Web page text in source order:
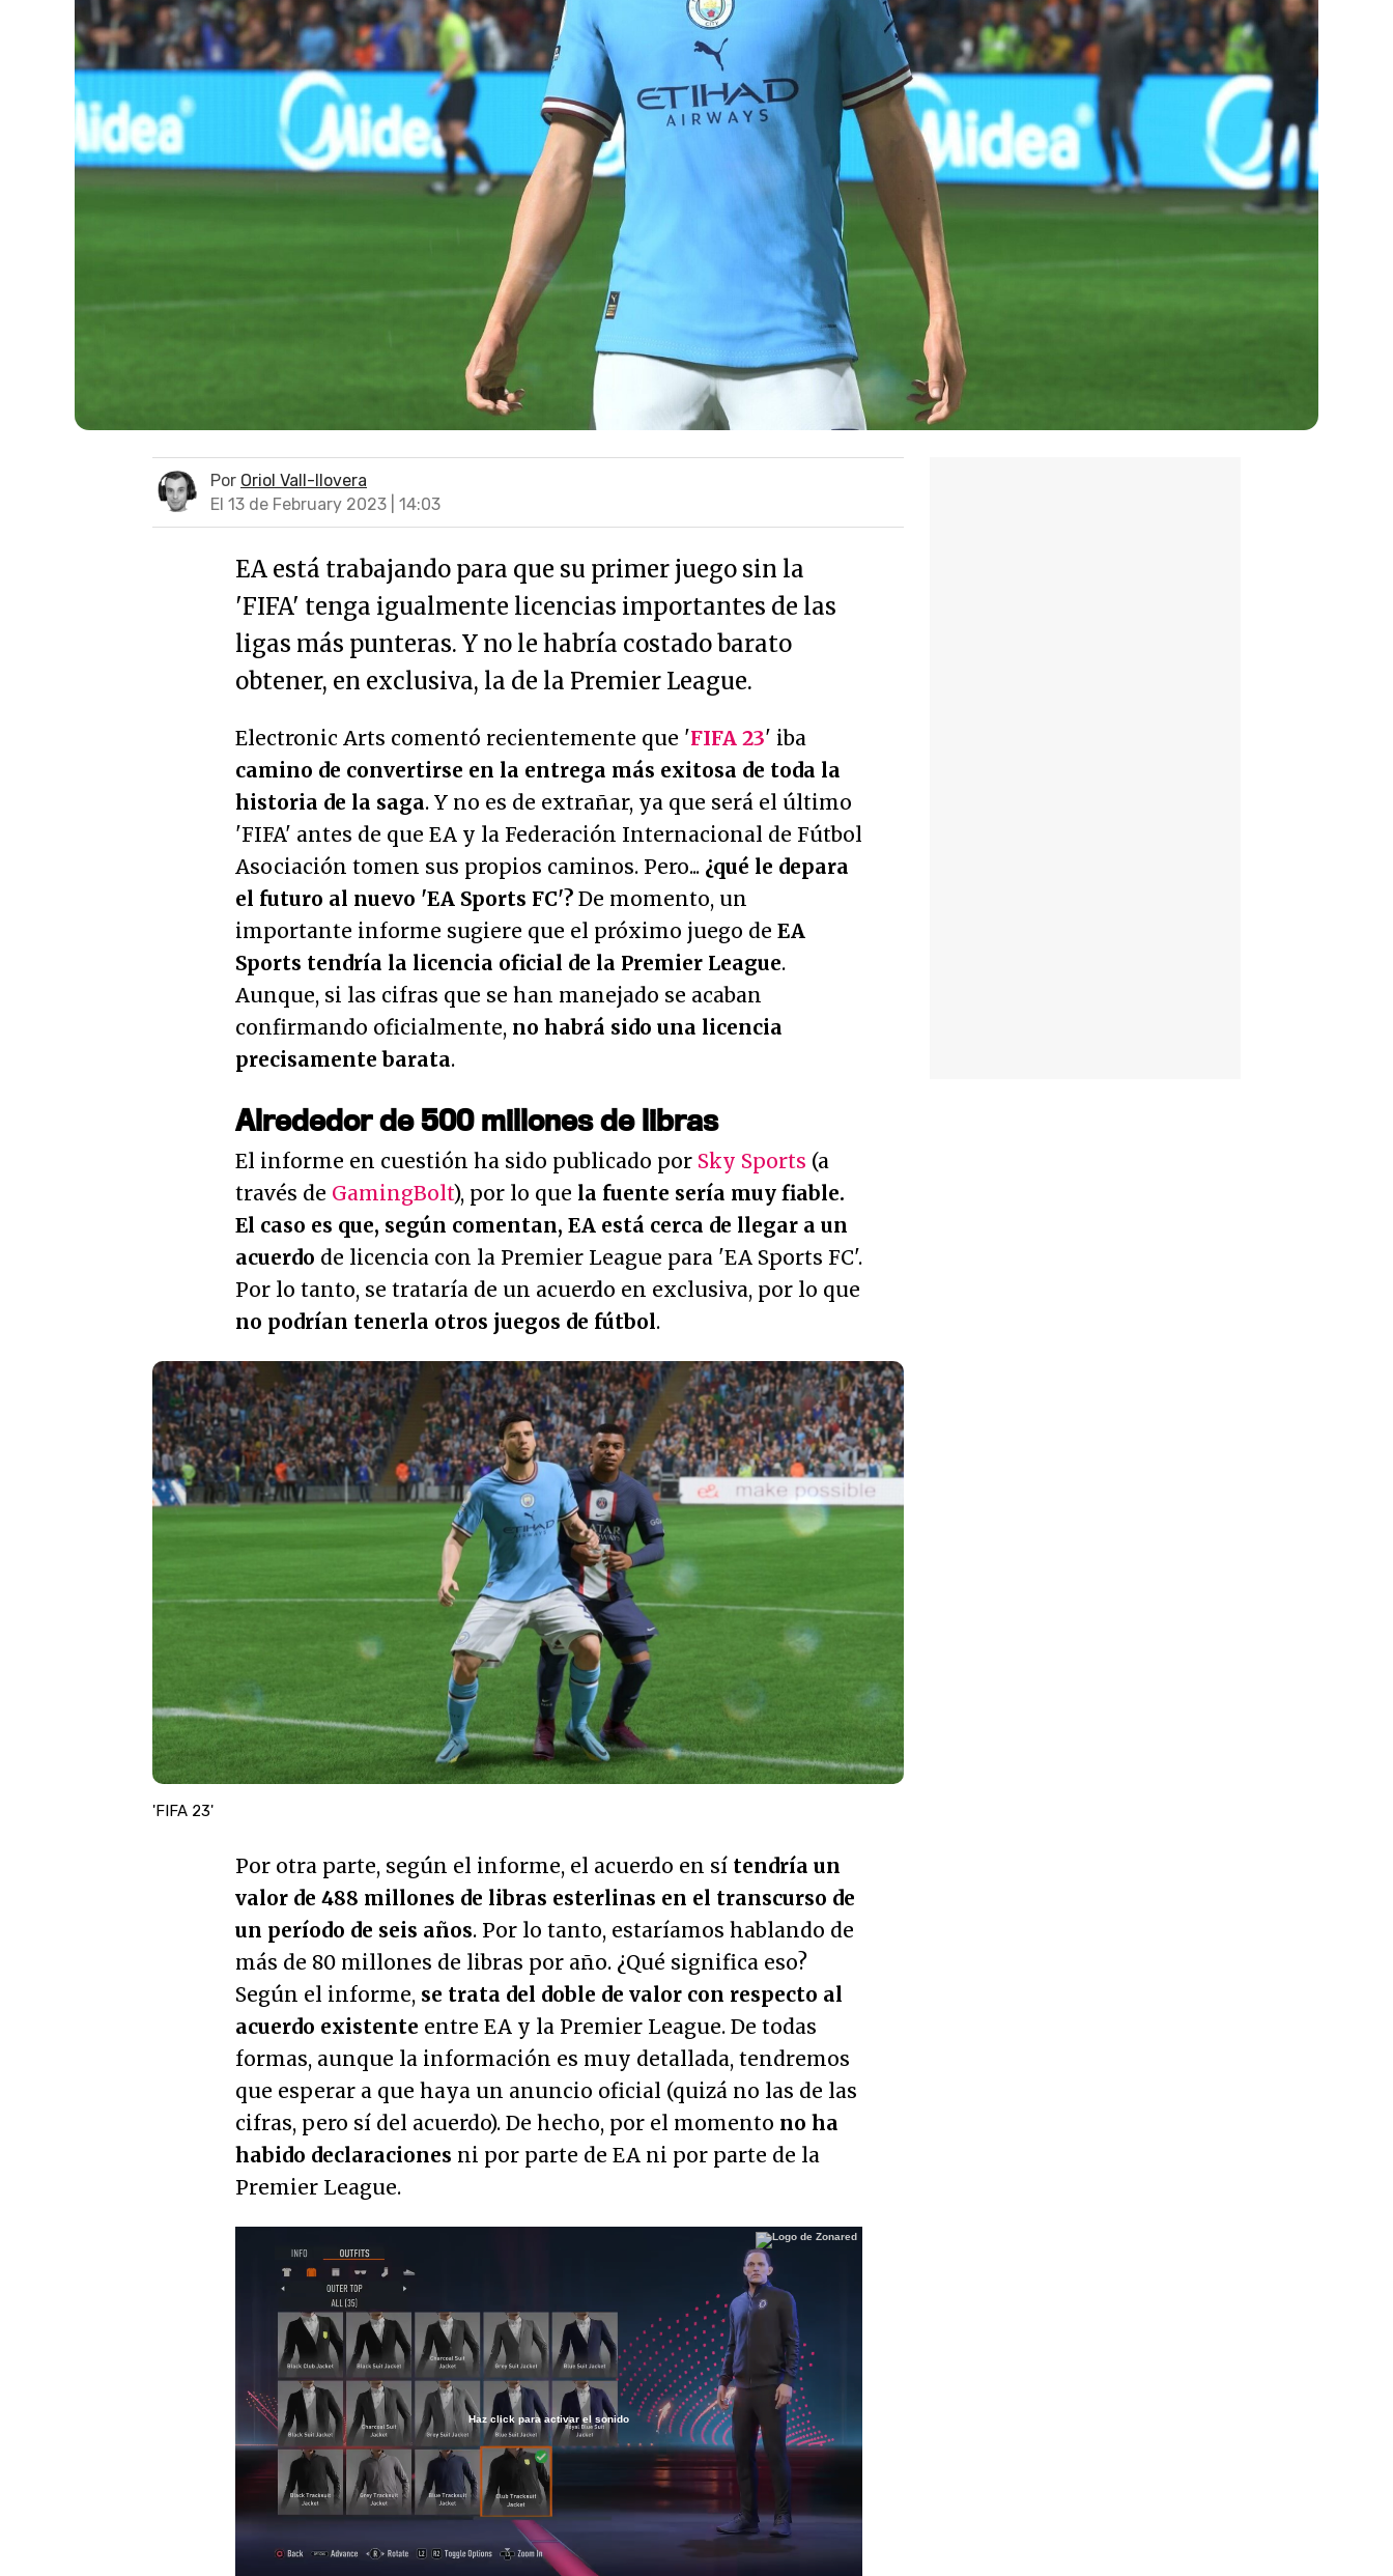
Por Oriol Vall-llovera
El 13 de February 2023 | 14:03
EA está trabajando para que su primer juego sin la
'FIFA' tenga igualmente licencias importantes de las
ligas más punteras. Y no le habría costado barato
obtener, en exclusiva, la de la Premier League.
Electronic Arts comentó recientemente que 'FIFA 23' iba
camino de convertirse en la entrega más exitosa de toda la
historia de la saga. Y no es de extrañar, ya que será el último
'FIFA' antes de que EA y la Federación Internacional de Fútbol
Asociación tomen sus propios caminos. Pero... ¿qué le depara
el futuro al nuevo 'EA Sports FC'? De momento, un
importante informe sugiere que el próximo juego de EA
Sports tendría la licencia oficial de la Premier League.
Aunque, si las cifras que se han manejado se acaban
confirmando oficialmente, no habrá sido una licencia
precisamente barata.
Alrededor de 500 millones de libras
El informe en cuestión ha sido publicado por Sky Sports (a
través de GamingBolt), por lo que la fuente sería muy fiable.
El caso es que, según comentan, EA está cerca de llegar a un
acuerdo de licencia con la Premier League para 'EA Sports FC'.
Por lo tanto, se trataría de un acuerdo en exclusiva, por lo que
no podrían tenerla otros juegos de fútbol.
'FIFA 23'
Por otra parte, según el informe, el acuerdo en sí tendría un
valor de 488 millones de libras esterlinas en el transcurso de
un período de seis años. Por lo tanto, estaríamos hablando de
más de 80 millones de libras por año. ¿Qué significa eso?
Según el informe, se trata del doble de valor con respecto al
acuerdo existente entre EA y la Premier League. De todas
formas, aunque la información es muy detallada, tendremos
que esperar a que haya un anuncio oficial (quizá no las de las
cifras, pero sí del acuerdo). De hecho, por el momento no ha
habido declaraciones ni por parte de EA ni por parte de la
Premier League.
Unmute
Loaded:
14.05%
Haz click para activar el sonido